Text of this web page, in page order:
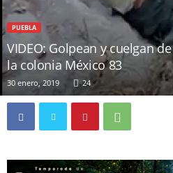
PUEBLA
VIDEO: Golpean y cuelgan
la colonia México 83
30 enero, 2019 24